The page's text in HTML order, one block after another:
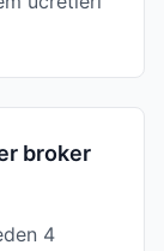
broker
4